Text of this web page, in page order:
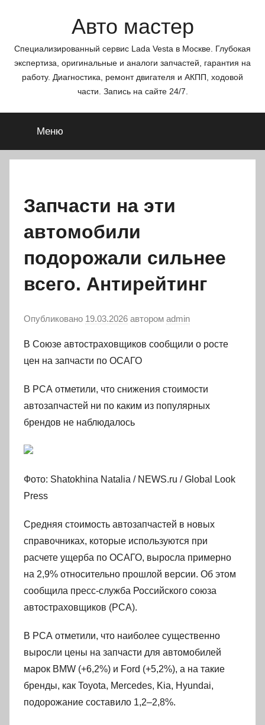
Авто мастер
Специализированный сервис Lada Vesta в Москве. Глубокая
экспертиза, оригинальные и аналоги запчастей, гарантия на
работу. Диагностика, ремонт двигателя и АКПП, ходовой
части. Запись на сайте 24/7.
Меню
Запчасти на эти
автомобили
подорожали сильнее
всего. Антирейтинг
Опубликовано 19.03.2026 автором admin
В Союзе автостраховщиков сообщили о росте
цен на запчасти по ОСАГО
В РСА отметили, что снижения стоимости
автозапчастей ни по каким из популярных
брендов не наблюдалось
Фото: Shatokhina Natalia / NEWS.ru / Global Look
Press
Средняя стоимость автозапчастей в новых
справочниках, которые используются при
расчете ущерба по ОСАГО, выросла примерно
на 2,9% относительно прошлой версии. Об этом
сообщила пресс-служба Российского союза
автостраховщиков (РСА).
В РСА отметили, что наиболее существенно
выросли цены на запчасти для автомобилей
марок BMW (+6,2%) и Ford (+5,2%), а на такие
бренды, как Toyota, Mercedes, Kia, Hyundai,
подорожание составило 1,2–2,8%.